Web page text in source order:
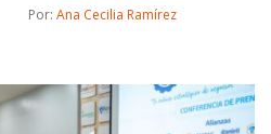
Por: Ana Cecilia Ramírez